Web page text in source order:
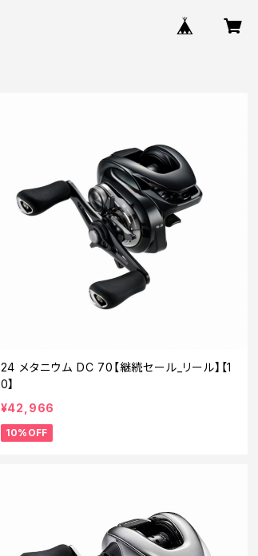
24 メタニウム DC 70【継続セール_リール】【1
0】
¥42,966
10%OFF